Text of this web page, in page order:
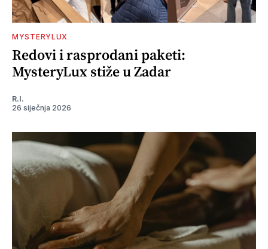
MYSTERYLUX
Redovi i rasprodani paketi:
MysteryLux stiže u Zadar
R.I.
26 siječnja 2026